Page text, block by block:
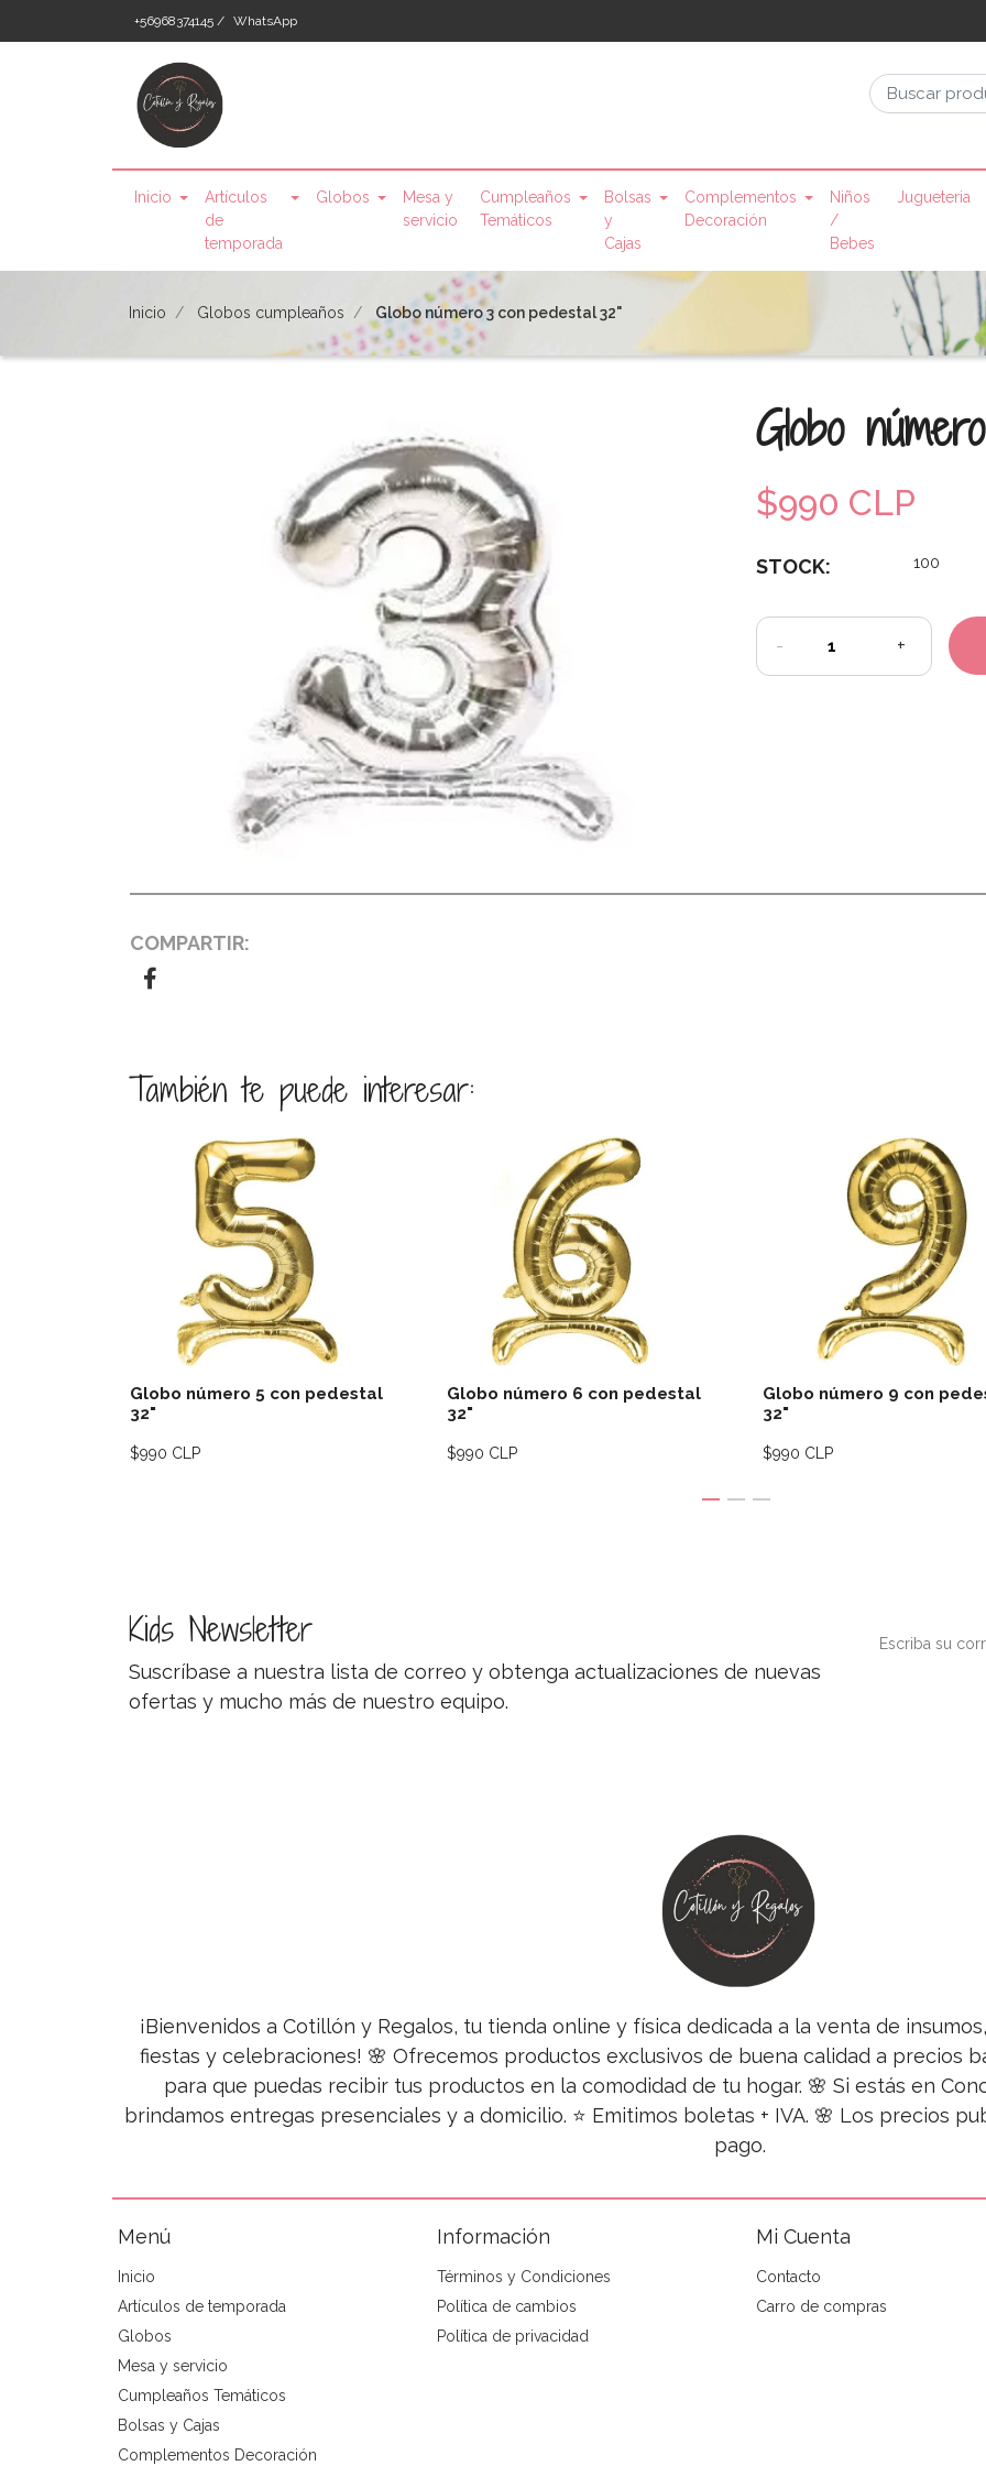
+56968374145 / WhatsApp
Inicio
Artículos
de
temporada
Globos
Mesa y
servicio
Cumpleaños
Temáticos
Bolsas
y
Cajas
Complementos
Decoración
Niños
/
Bebes
Jugueteria
Inicio Globos cumpleaños Globo número 3 con pedestal 32"
Globo
$990 CLP
STOCK: 100
- +
COMPARTIR:
También te puede interesar:
Globo número 5 con pedestal
32"
Ver detalles
$990 CLP
Globo número 6 con pedestal
32"
Ver detalles
$990 CLP
Globo número 9 con
32"
Ver
$990 CLP
Kids Newsletter
Suscríbase a nuestra lista de correo y obtenga actualizaciones de nuevas
ofertas y mucho más de nuestro equipo.
¡Bienvenidos a Cotillón y Regalos, tu tienda online y física dedicada a la venta de
fiestas y celebraciones! 🌸 Ofrecemos productos exclusivos de buena calidad a precios
para que puedas recibir tus productos en la comodidad de tu hogar. 🌸 Si estás en
brindamos entregas presenciales y a domicilio. ⭐ Emitimos boletas + IVA. 🌸 Los precios
pago.
Menú
Inicio
Artículos de temporada
Globos
Mesa y servicio
Cumpleaños Temáticos
Bolsas y Cajas
Complementos Decoración
Información
Términos y Condiciones
Política de cambios
Política de privacidad
Mi Cuenta
Contacto
Carro de compras